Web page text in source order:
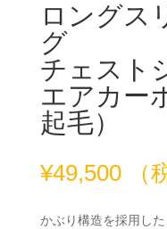
ロングス
グ
チェスト
エアカー
起毛）
¥49,500 （
かぶり構造を採用し